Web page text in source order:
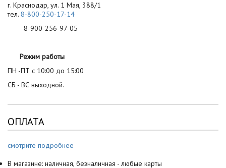
г. Краснодар, ул. 1 Мая, 388/1
тел. 8-800-250-17-14
8-900-256-97-05
Режим работы
ПН -ПТ с 10:00 до 15:00
СБ - ВС выходной.
ОПЛАТА
смотрите подробнее
В магазине: наличная, безналичная - любые карты